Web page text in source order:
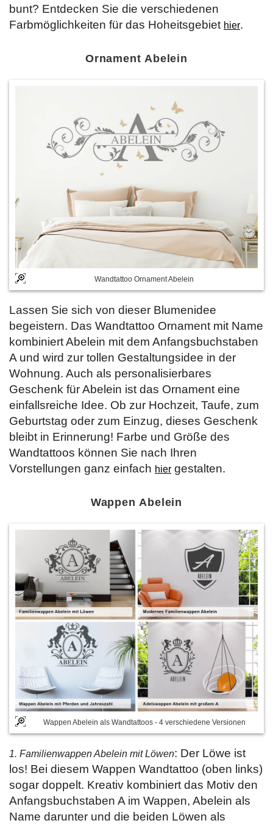
bunt? Entdecken Sie die verschiedenen
Farbmöglichkeiten für das Hoheitsgebiet hier.
Ornament Abelein
Wandtattoo Ornament Abelein
Lassen Sie sich von dieser Blumenidee
begeistern. Das Wandtattoo Ornament mit Name
kombiniert Abelein mit dem Anfangsbuchstaben
A und wird zur tollen Gestaltungsidee in der
Wohnung. Auch als personalisierbares
Geschenk für Abelein ist das Ornament eine
einfallsreiche Idee. Ob zur Hochzeit, Taufe, zum
Geburtstag oder zum Einzug, dieses Geschenk
bleibt in Erinnerung! Farbe und Größe des
Wandtattoos können Sie nach Ihren
Vorstellungen ganz einfach hier gestalten.
Wappen Abelein
Wappen Abelein als Wandtattoos - 4 verschiedene Versionen
1. Familienwappen Abelein mit Löwen: Der Löwe ist
los! Bei diesem Wappen Wandtattoo (oben links)
sogar doppelt. Kreativ kombiniert das Motiv den
Anfangsbuchstaben A im Wappen, Abelein als
Name darunter und die beiden Löwen als